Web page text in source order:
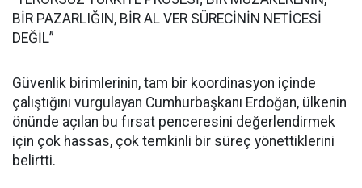
BİR PAZARLIĞIN, BİR AL VER SÜRECİNİN NETİCESİ
DEĞİL”
Güvenlik birimlerinin, tam bir koordinasyon içinde
çalıştığını vurgulayan Cumhurbaşkanı Erdoğan, ülkenin
önünde açılan bu fırsat penceresini değerlendirmek
için çok hassas, çok temkinli bir süreç yönettiklerini
belirtti.